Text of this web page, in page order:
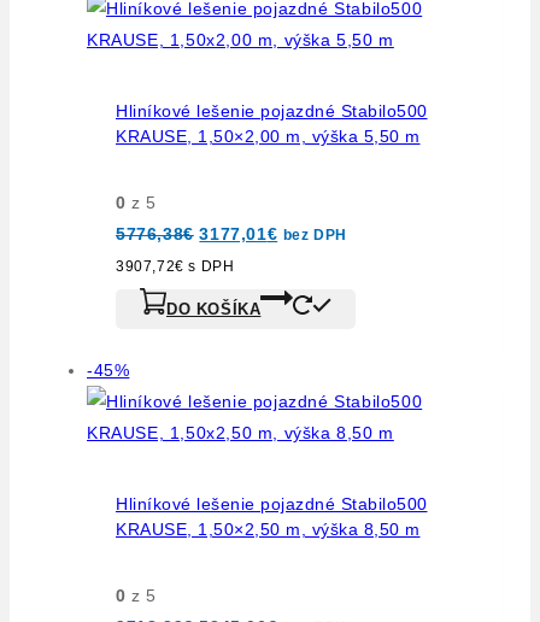
na
predaj
Hliníkové lešenie pojazdné Stabilo500
KRAUSE, 1,50×2,00 m, výška 5,50 m
0 z 5
5776,38€ Pôvodná
cena
bola:
3177,01€Aktuálna
cena
bez DPH
3907,72€ s DPH
DO KOŠÍKA
-45%Výrobok
na
predaj
Hliníkové lešenie pojazdné Stabilo500
KRAUSE, 1,50×2,50 m, výška 8,50 m
0 z 5